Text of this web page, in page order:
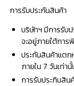
การรับประกันสินค้า
บริษัทฯ มีการรับ
จะอยู่ภายใต้กา
ประกันสินค้าแต
ภายใน 7 วันเท่านั้
การรับประกินสิ